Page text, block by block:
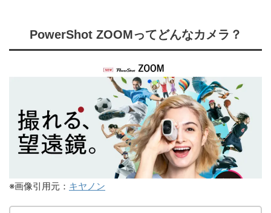
PowerShot ZOOMってどんなカメラ？
※画像引用元： キヤノン